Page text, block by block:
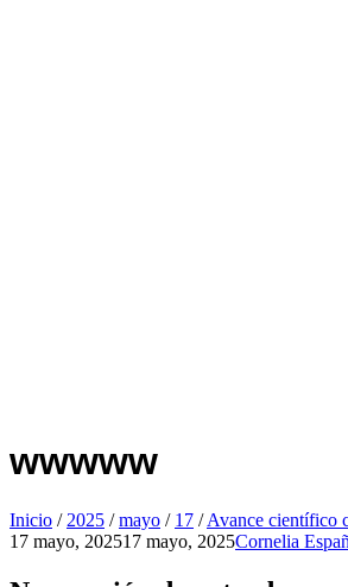
wwwww
Inicio / 2025 / mayo / 17 / Avance científico
17 mayo, 202517 mayo, 2025Cornelia